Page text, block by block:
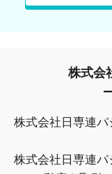
株式会
株式会社日専連
株式会社日専連